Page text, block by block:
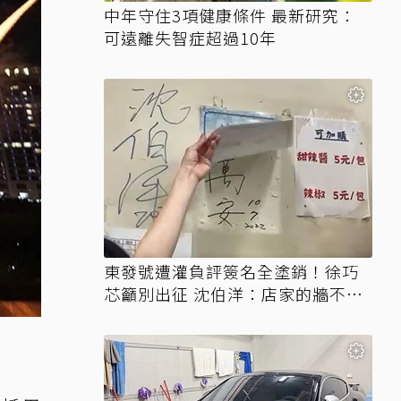
中年守住3項健康條件 最新研究：
可遠離失智症超過10年
東發號遭灌負評簽名全塗銷！徐巧
芯籲別出征 沈伯洋：店家的牆不需